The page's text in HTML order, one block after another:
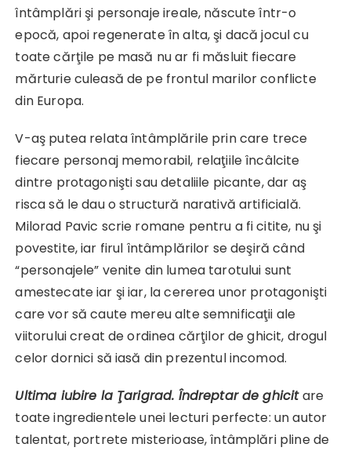
întâmplări şi personaje ireale, născute într-o
epocă, apoi regenerate în alta, şi dacă jocul cu
toate cărţile pe masă nu ar fi măsluit fiecare
mărturie culeasă de pe frontul marilor conflicte
din Europa.
V-aş putea relata întâmplările prin care trece
fiecare personaj memorabil, relaţiile încâlcite
dintre protagonişti sau detaliile picante, dar aş
risca să le dau o structură narativă artificială.
Milorad Pavic scrie romane pentru a fi citite, nu şi
povestite, iar firul întâmplărilor se deşiră când
“personajele” venite din lumea tarotului sunt
amestecate iar şi iar, la cererea unor protagonişti
care vor să caute mereu alte semnificaţii ale
viitorului creat de ordinea cărţilor de ghicit, drogul
celor dornici să iasă din prezentul incomod.
Ultima iubire la Ţarigrad. Îndreptar de ghicitare
toate ingredientele unei lecturi perfecte: un autor
talentat, portrete misterioase, întâmplări pline de